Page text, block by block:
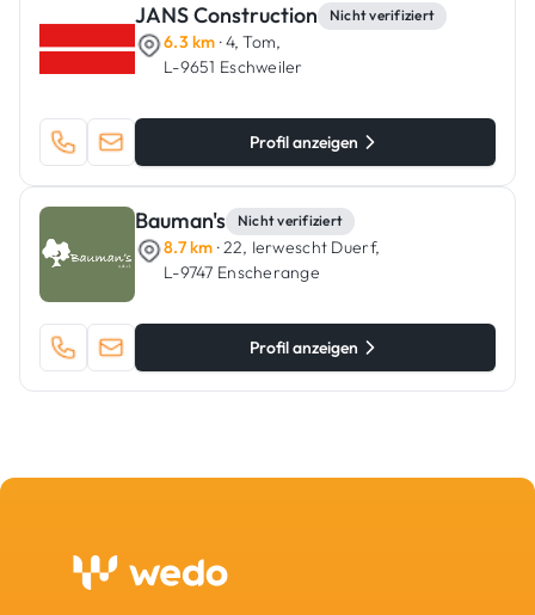
JANS Construction Nicht verifiziert
6.3 km · 4, Tom,
L-9651 Eschweiler
Profil anzeigen
Bauman's Nicht verifiziert
8.7 km · 22, Ierwescht Duerf,
L-9747 Enscherange
Profil anzeigen